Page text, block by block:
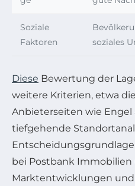
Soziale
Faktoren
soziales
Diese Bewertung der
weitere Kriterien, etwa
Anbieterseiten wie Engel
tiefgehende
bei Postbank
Marktentwicklungen und